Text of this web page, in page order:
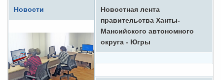
Новости
Новостная лента
правительства Ханты-
Мансийского автономного
округа - Югры